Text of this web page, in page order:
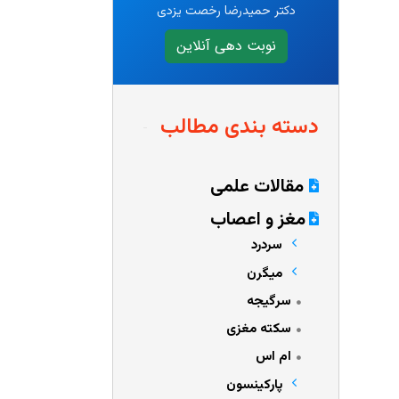
دکتر حمیدرضا رخصت یزدی
نوبت دهی آنلاین
دسته بندی مطالب
مقالات علمی
مغز و اعصاب
سردرد
میگرن
سرگیجه
سکته مغزی
ام اس
پارکینسون